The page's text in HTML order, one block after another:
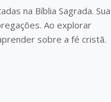
na Bíblia Sagrada. Sua
Ao explorar
sobre a fé cristã.